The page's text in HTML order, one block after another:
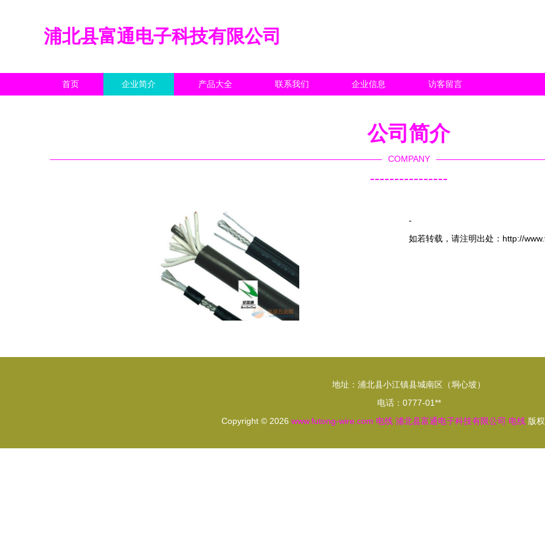
浦北县富通电子科技有限公司
首页 企业简介 产品大全 联系我们 企业信息 访客留言
公司简介
COMPANY
----------------
-
如若转载，请注明出处：http://
地址：浦北县小江镇县城南区（垌心坡）
电话：0777-01**
Copyright © 2026 www.futong-wire.com 电线 浦北县富通电子科技有限公司 电线 版